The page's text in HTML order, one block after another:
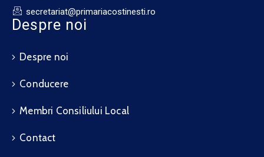
secretariat@primariacostinesti.ro​
Despre noi
Despre noi
Conducere
Membri Consiliului Local
Contact